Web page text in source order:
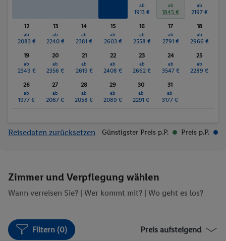
ab
1913 €
ab
1845 €
ab
2197 €
12
ab
2083 €
13
ab
2240 €
14
ab
2381 €
15
ab
2603 €
16
ab
2558 €
17
ab
2791 €
18
ab
2966 €
19
ab
2349 €
20
ab
2356 €
21
ab
2619 €
22
ab
2408 €
23
ab
2662 €
24
ab
3547 €
25
ab
2289 €
26
ab
1977 €
27
ab
2067 €
28
ab
2058 €
29
ab
2089 €
30
ab
2291 €
31
ab
3177 €
Reisedaten zurücksetzen Günstigster Preis p.P. Preis p.P.
Zimmer und Verpflegung wählen
Wann verreisen Sie? | Wer kommt mit? | Wo geht es los?
Filtern (0) Preis aufsteigend